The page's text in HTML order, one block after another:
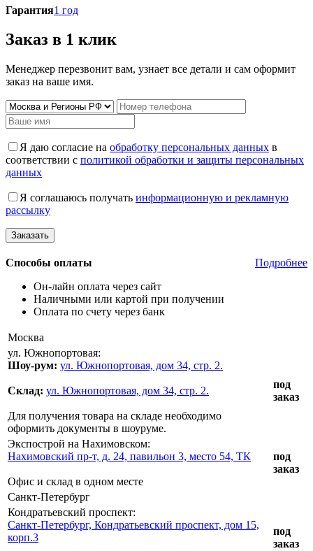
Гарантия1 год
Заказ в 1 клик
Менеджер перезвонит вам, узнает все детали и сам оформит
заказ на ваше имя.
Я даю согласие на обработку персональных данных в
соответствии с политикой обработки и защиты персональных
данных
Я соглашаюсь получать информационную и рекламную
рассылку
Способы оплаты
Подробнее
Он-лайн оплата через сайт
Наличными или картой при получении
Оплата по счету через банк
Москва
ул. Южнопортовая:
Шоу-рум: ул. Южнопортовая, дом 34, стр. 2.
Склад: ул. Южнопортовая, дом 34, стр. 2.
Для получения товара на складе необходимо
оформить документы в шоуруме.
под
заказ
Экспострой на Нахимовском:
Нахимовский пр-т, д. 24, павильон 3, место 54, ТК
Офис и склад в одном месте
под
заказ
Санкт-Петербург
Кондратьевский проспект:
Санкт-Петербург, Кондратьевский проспект, дом 15,
корп.3
под
заказ